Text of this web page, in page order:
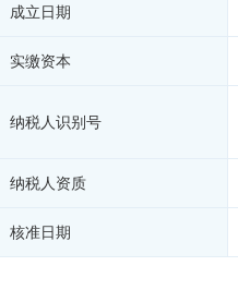
成立日期
实缴资本
纳税人识别号
纳税人资质
核准日期